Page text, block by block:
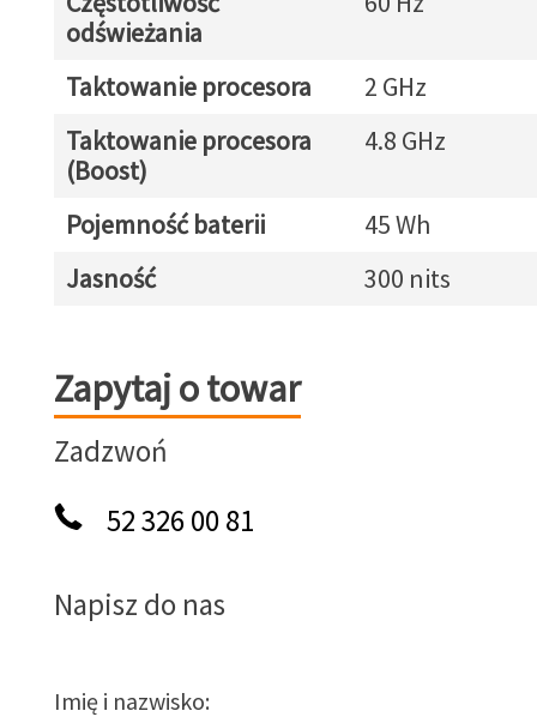
odświeżania
Taktowanie procesora
2 GHz
Taktowanie procesora
(Boost)
4.8 GHz
Pojemność baterii
45 Wh
Jasność
300 nits
Zapytaj o towar
Zapytaj o towar
Zadzwoń
52 326 00 81
Napisz do nas
Imię i nazwisko